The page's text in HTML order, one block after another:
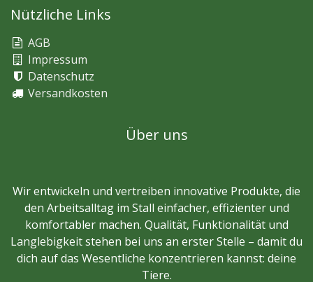
Nützliche Links
AGB
Impressum
Datenschutz
Versandkosten
Über uns
Wir entwickeln und vertreiben innovative Produkte, die
den Arbeitsalltag im Stall einfacher, effizienter und
komfortabler machen. Qualität, Funktionalität und
Langlebigkeit stehen bei uns an erster Stelle – damit du
dich auf das Wesentliche konzentrieren kannst: deine
Tiere.